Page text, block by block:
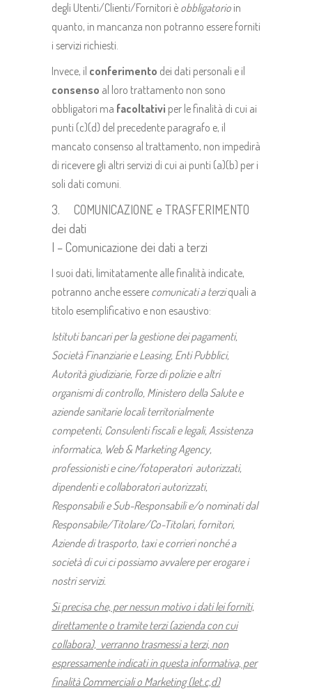
degli Utenti/Clienti/Fornitori è obbligatorio in
quanto, in mancanza non potranno essere forniti
i servizi richiesti.
Invece, il conferimento dei dati personali e il
consenso al loro trattamento non sono
obbligatori ma facoltativi per le finalità di cui ai
punti (c)(d) del precedente paragrafo e, il
mancato consenso al trattamento, non impedirà
di ricevere gli altri servizi di cui ai punti (a)(b) per i
soli dati comuni.
3. COMUNICAZIONE e TRASFERIMENTO
dei dati
I – Comunicazione dei dati a terzi
I suoi dati, limitatamente alle finalità indicate,
potranno anche essere comunicati a terziquali a
titolo esemplificativo e non esaustivo:
Istituti bancari per la gestione dei pagamenti,
Società Finanziarie e Leasing, Enti Pubblici,
Autorità giudiziarie, Forze di polizie e altri
organismi di controllo, Ministero della Salute e
aziende sanitarie locali territorialmente
competenti, Consulenti fiscali e legali, Assistenza
informatica, Web & Marketing Agency,
professionisti e cine/fotoperatori autorizzati,
dipendenti e collaboratori autorizzati,
Responsabili e Sub-Responsabili e/o nominati dal
Responsabile/Titolare/Co-Titolari, fornitori,
Aziende di trasporto, taxi e corrieri nonché a
società di cui ci possiamo avvalere per erogare i
nostri servizi.
Si precisa che, per nessun motivo i dati lei forniti,
direttamente o tramite terzi (azienda con cui
collabora), verranno trasmessi a terzi, non
espressamente indicati in questa informativa, per
finalità Commerciali o Marketing (let.c,d)